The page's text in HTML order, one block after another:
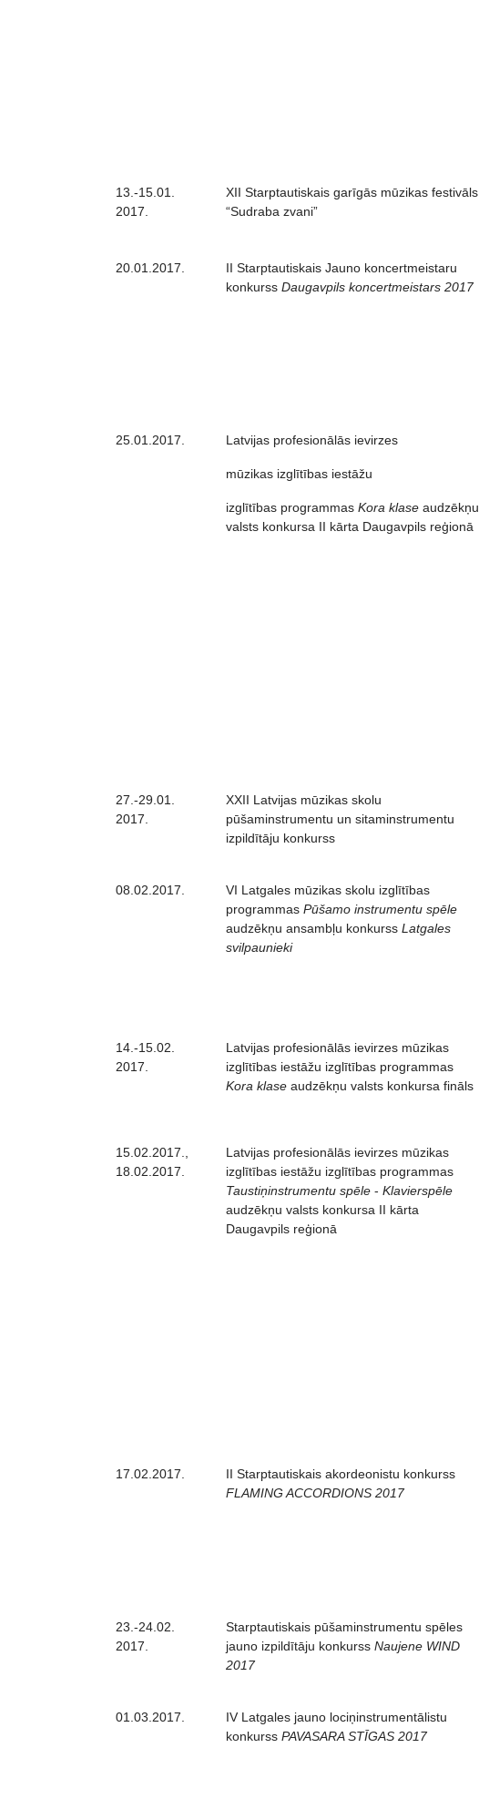
13.-15.01.
2017.
XII Starptautiskais garīgās mūzikas festivāls
“Sudraba zvani”
20.01.2017.
II Starptautiskais Jauno koncertmeistaru
konkurss Daugavpils koncertmeistars 2017
25.01.2017. Latvijas profesionālās ievirzes
mūzikas izglītības iestāžu
izglītības programmas Kora klase audzēkņu
valsts konkursa II kārta Daugavpils reģionā
27.-29.01.
2017.
XXII Latvijas mūzikas skolu
pūšaminstrumentu un sitaminstrumentu
izpildītāju konkurss
08.02.2017.
VI Latgales mūzikas skolu izglītības
programmas Pūšamo instrumentu spēle
audzēkņu ansambļu konkurss Latgales
svilpaunieki
14.-15.02.
2017.
Latvijas profesionālās ievirzes mūzikas
izglītības iestāžu izglītības programmas
Kora klase audzēkņu valsts konkursa fināls
15.02.2017.,
18.02.2017.
Latvijas profesionālās ievirzes mūzikas
izglītības iestāžu izglītības programmas
Taustiņinstrumentu spēle - Klavierspēle
audzēkņu valsts konkursa II kārta
Daugavpils reģionā
17.02.2017.
II Starptautiskais akordeonistu konkurss
FLAMING ACCORDIONS 2017
23.-24.02.
2017.
Starptautiskais pūšaminstrumentu spēles
jauno izpildītāju konkurss Naujene WIND
2017
01.03.2017.
IV Latgales jauno lociņinstrumentālistu
konkurss PAVASARA STĪGAS 2017